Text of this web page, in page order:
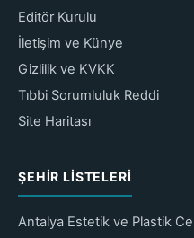
Editör Kurulu
İletişim ve Künye
Gizlilik ve KVKK
Tıbbi Sorumluluk Reddi
Site Haritası
ŞEHIR LISTELERI
Antalya Estetik ve Plastik